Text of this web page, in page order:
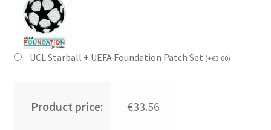
UCL Starball + UEFA Foundation Patch Set (+€3.00)
Product price: €33.56